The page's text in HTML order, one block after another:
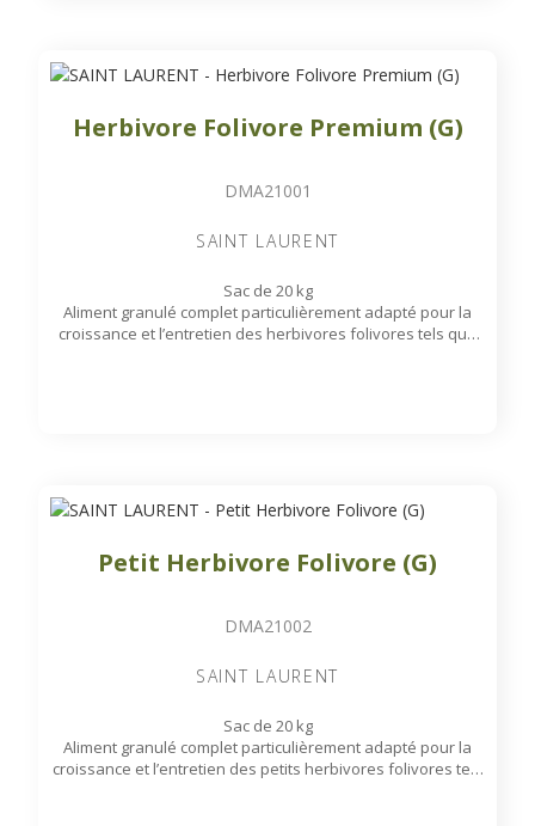
Herbivore Folivore Premium (G)
DMA21001
SAINT LAURENT
Sac de 20 kg
Aliment granulé complet particulièrement adapté pour la
croissance et l’entretien des herbivores folivores tels que
Petit Herbivore Folivore (G)
DMA21002
SAINT LAURENT
Sac de 20 kg
Aliment granulé complet particulièrement adapté pour la
croissance et l’entretien des petits herbivores folivores tels